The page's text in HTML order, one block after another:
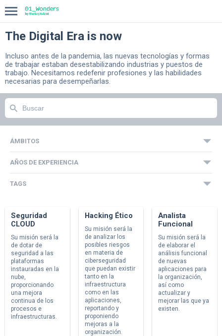
INICIO
COMPASS
The Digital Era is now
Incluso antes de la pandemia, las nuevas tecnologías y formas
de trabajar estaban desestabilizando industrias y puestos de
trabajo. Necesitamos redefenir profesiones y las habilidades
necesarias para desempeñarlas.
ÁMBITOS
AÑOS DE EXPERIENCIA
TAGS
Seguridad
CLOUD
Su misión será la
de dotar de
seguridad a las
plataformas
instauradas en la
nube,
proporcionando
una mejora
continua de los
procesos e
infraestructuras.
Hacking Ético
Su misión será la
de analizar los
posibles riesgos
en materia de
ciberseguridad
que puedan existir
tanto en la
infraestructura
como en las
aplicaciones,
reportando y
proponiendo
mejoras a la
organización.
Analista
Funcional
Su misión será la
de elaborar el
análisis funcional
de nuevas
aplicaciones para
la organización,
así como
actualizar y
mejorar las que ya
existen.